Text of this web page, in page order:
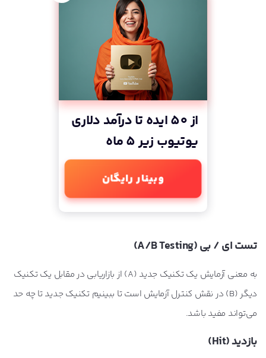
از 50 ایده تا درآمد دلاری
یوتیوب زیر 5 ماه
وبینار رایگان
تست ای / بی (A/B Testing)
به معنی آزمایش یک تکنیک جدید (A) از بازاریابی در مقابل یک تکنیک
دیگر (B) در نقش کنترل آزمایش است تا ببینیم تکنیک جدید تا چه حد
می‌تواند مفید باشد.
بازدید (Hit)